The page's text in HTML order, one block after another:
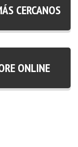
CERCANOS
ONLINE